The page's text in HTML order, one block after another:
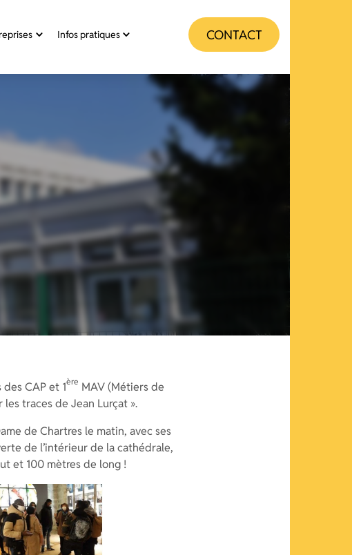
Infos pratiques CONTACT
CAP et 1ère MAV (Métiers de
traces de Jean Lurçat ».
de Chartres le matin, avec ses
de l’intérieur de la cathédrale,
et 100 mètres de long !